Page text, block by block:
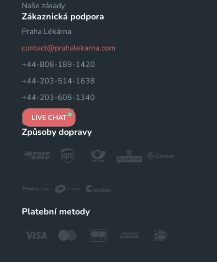
Naše zásady
Zákaznická podpora
Praha Lékárna
contact@prahalekarna.com
+44-808-189-1420
+44-203-514-1638
+44-203-608-1340
LIVE CHAT
Způsoby dopravy
Platební metody